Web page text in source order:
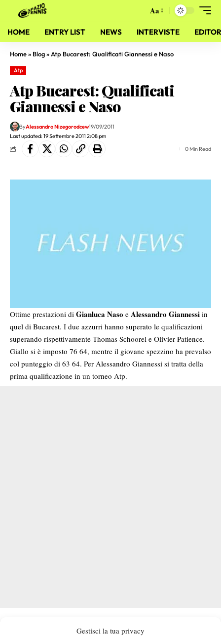
Gestisci la tua privacy
Aa
HOME ENTRY LIST NEWS INTERVISTE
Home» Blog» Atp Bucarest: Qualificati Giannessi e Naso
Atp
Atp Bucarest: Qualificati
Giannessi e Naso
Last updated: 19 Settembre 2011 2:08 pm
ByAlessandro Nizegorodcew19/09/2011
0 Min Read
Ottime prestazioni di Gianluca Naso e Alessandro Giannessi in
quel di Bucarest. I due azzurri hanno superato le qualificazioni
superando rispettivamente Thomas Schoorel e Olivier Patience.
Giallo si è imposto 76 64, mentre il giovane spezzino ha prevalso
col punteggio di 63 64. Per Alessandro Giannessi si tratta della
prima qualificazione in un torneo Atp.